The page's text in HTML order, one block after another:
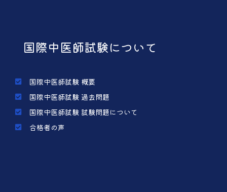
国際中医師試験について
国際中医師試験 概要
国際中医師試験 過去問題
国際中医師試験 試験問題について
合格者の声